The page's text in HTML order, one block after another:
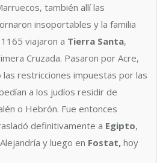
también allí las
insoportables y la familia
viajaron a Tierra Santa,
Cruzada. Pasaron por Acre,
las restricciones impuestas por las
a los judíos residir de
o Hebrón. Fue entonces
definitivamente a Egipto,
y luego en Fostat, hoy